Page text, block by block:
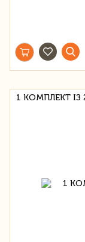
1 КОМПЛЕКТ